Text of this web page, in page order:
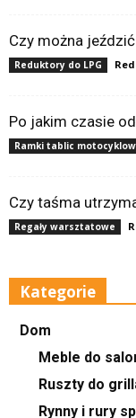
Czy można
Reduktory do LPG
Po jakim czasie
Ramki tablic
Czy taśma
Regały warsztatowe
Kategorie
Dom
Meble do
Ruszty do
Rynny i rury